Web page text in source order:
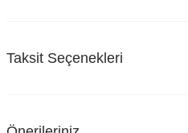
Taksit Seçenekleri